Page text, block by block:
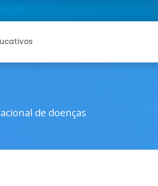
de doenças